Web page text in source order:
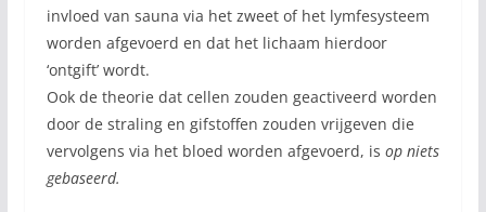
invloed van sauna via het zweet of het lymfesysteem
worden afgevoerd en dat het lichaam hierdoor
‘ontgift’ wordt.
Ook de theorie dat cellen zouden geactiveerd worden
door de straling en gifstoffen zouden vrijgeven die
vervolgens via het bloed worden afgevoerd, is op niets
gebaseerd.